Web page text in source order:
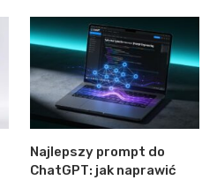
Najlepszy prompt do
ChatGPT: jak naprawić